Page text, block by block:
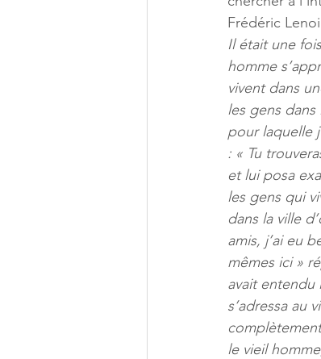
Frédéric
Il était une
homme
vivent dans
les gens dans
pour laquelle
: « Tu
et lui posa
les gens qui
dans la ville
amis, j’ai eu
mêmes ici »
avait entendu
s’adressa au
le vieil